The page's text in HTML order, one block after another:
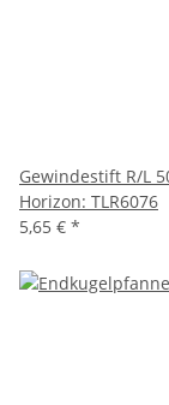
Gewindestift R/L
Horizon: TLR6076
5,65 € *